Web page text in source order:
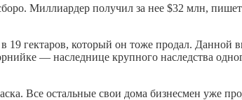
Миллиардер получил за нее $32 млн,
19 гектаров, который он тоже продал. Данной
— наследнице крупного наследства
Все остальные свои дома бизнесмен уже